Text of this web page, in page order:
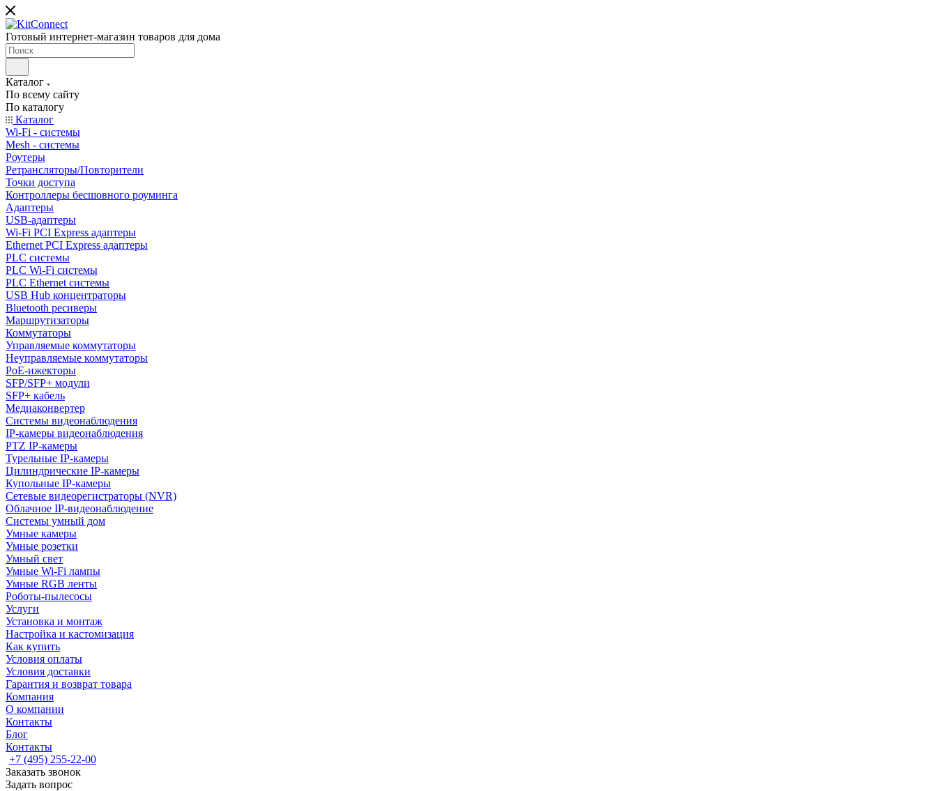
Готовый интернет-магазин товаров для дома
Каталог
По всему сайту
По каталогу
Каталог
Wi-Fi - системы
Mesh - системы
Роутеры
Ретрансляторы/Повторители
Точки доступа
Контроллеры бесшовного роуминга
Адаптеры
USB-адаптеры
Wi-Fi PCI Express адаптеры
Ethernet PCI Express адаптеры
PLC системы
PLC Wi-Fi системы
PLC Ethernet системы
USB Hub концентраторы
Bluetooth ресиверы
Маршрутизаторы
Коммутаторы
Управляемые коммутаторы
Неуправляемые коммутаторы
PoE-ижекторы
SFP/SFP+ модули
SFP+ кабель
Медиаконвертер
Системы видеонаблюдения
IP-камеры видеонаблюдения
PTZ IP-камеры
Турельные IP-камеры
Цилиндрические IP-камеры
Купольные IP-камеры
Сетевые видеорегистраторы (NVR)
Облачное IP-видеонаблюдение
Системы умный дом
Умные камеры
Умные розетки
Умный свет
Умные Wi-Fi лампы
Умные RGB ленты
Роботы-пылесосы
Услуги
Установка и монтаж
Настройка и кастомизация
Как купить
Условия оплаты
Условия доставки
Гарантия и возврат товара
Компания
О компании
Контакты
Блог
Контакты
+7 (495) 255-22-00
Заказать звонок
Задать вопрос